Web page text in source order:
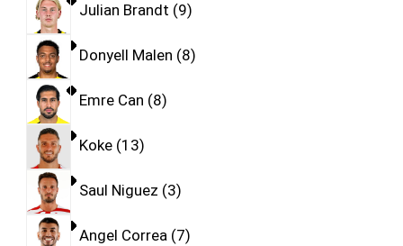
Julian Brandt 9
Donyell Malen 8
Emre Can 8
Koke 13
Saul Niguez 3
Angel Correa 7